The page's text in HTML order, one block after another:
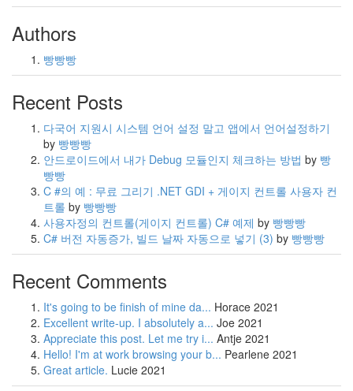
Authors
빵빵빵
Recent Posts
다국어 지원시 시스템 언어 설정 말고 앱에서 언어설정하기
by 빵빵빵
안드로이드에서 내가 Debug 모듈인지 체크하는 방법 by 빵
빵빵
C #의 예 : 무료 그리기 .NET GDI + 게이지 컨트롤 사용자 컨
트롤 by 빵빵빵
사용자정의 컨트롤(게이지 컨트롤) C# 예제 by 빵빵빵
C# 버전 자동증가, 빌드 날짜 자동으로 넣기 (3) by 빵빵빵
Recent Comments
It's going to be finish of mine da... Horace 2021
Excellent write-up. I absolutely a... Joe 2021
Appreciate this post. Let me try i... Antje 2021
Hello! I'm at work browsing your b... Pearlene 2021
Great article. Lucie 2021